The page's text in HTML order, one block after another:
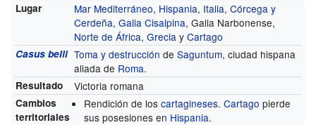
Lugar Mar Mediterráneo, Hispania, Italia,Córcega y
Cerdeña,Galia Cisalpina, Galia Narbonense,
Norte de África,Grecia yCartago
Casus belli Toma y destrucción deSaguntum, ciudad hispana
aliada de Roma.
Resultado Victoria romana
Cambios
territoriales
Rendición de los cartagineses. Cartago pierde
sus posesiones en Hispania.